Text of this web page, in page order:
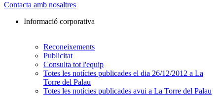
Contacta amb nosaltres
Informació corporativa
Reconeixements
Publicitat
Consulta tot l'equip
Totes les notícies publicades el dia 26/12/2012 a La
Torre del Palau
Totes les notícies publicades avui a La Torre del Palau